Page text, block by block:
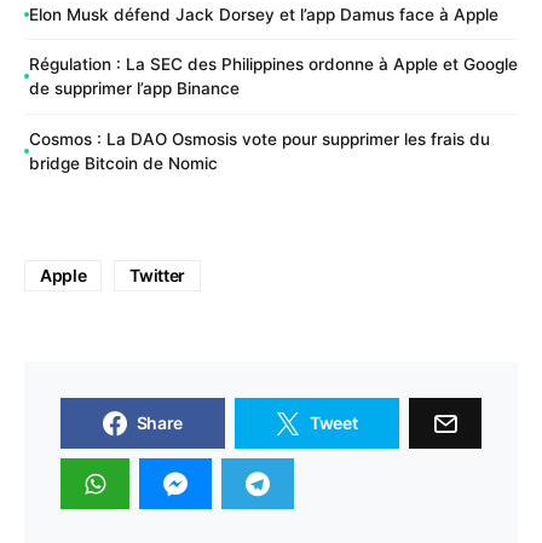
Elon Musk défend Jack Dorsey et l’app Damus face à Apple
Régulation : La SEC des Philippines ordonne à Apple et Google
de supprimer l’app Binance
Cosmos : La DAO Osmosis vote pour supprimer les frais du
bridge Bitcoin de Nomic
Apple Twitter
Share Tweet